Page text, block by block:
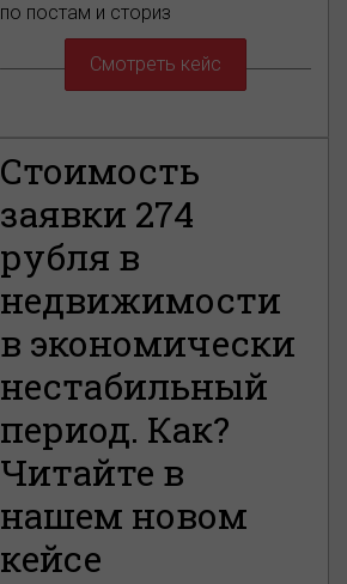
по постам и сториз
Смотреть кейс
Стоимость
заявки 274
рубля в
недвижимости
в экономически
нестабильный
период. Как?
Читайте в
нашем новом
кейсе